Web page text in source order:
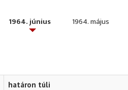
1964. június 1964. május
határon túli